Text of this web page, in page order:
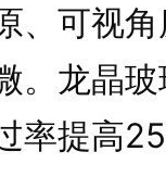
、可视
。龙晶
率提高